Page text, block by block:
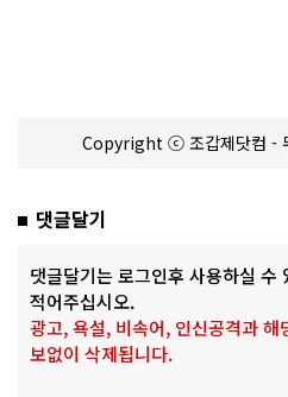
Copyright ⓒ 조갑제닷컴 -
댓글달기
댓글달기는 로그인후 사용하실
적어주십시오.
광고, 욕설, 비속어, 인신공격과
보없이 삭제됩니다.